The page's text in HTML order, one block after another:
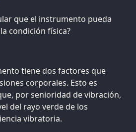
que el instrumento pueda
condición física?
tiene dos factores que
corporales. Esto es
por senioridad de vibración,
del rayo verde de los
vibratoria.